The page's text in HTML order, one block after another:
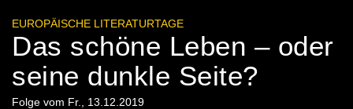
EUROPÄISCHE LITERATURTAGE
Das schöne Leben – oder
seine dunkle Seite?
Folge vom Fr., 13.12.2019